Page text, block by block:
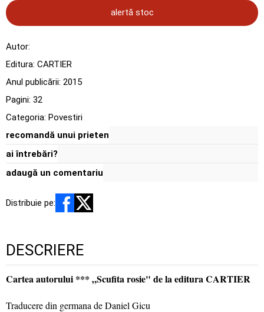
alertă stoc
Autor:
Editura: CARTIER
Anul publicării: 2015
Pagini: 32
Categoria: Povestiri
recomandă unui prieten
ai întrebări?
adaugă un comentariu
Distribuie pe:
DESCRIERE
Cartea autorului *** „Scufita rosie" de la editura CARTIER
Traducere din germana de Daniel Gicu